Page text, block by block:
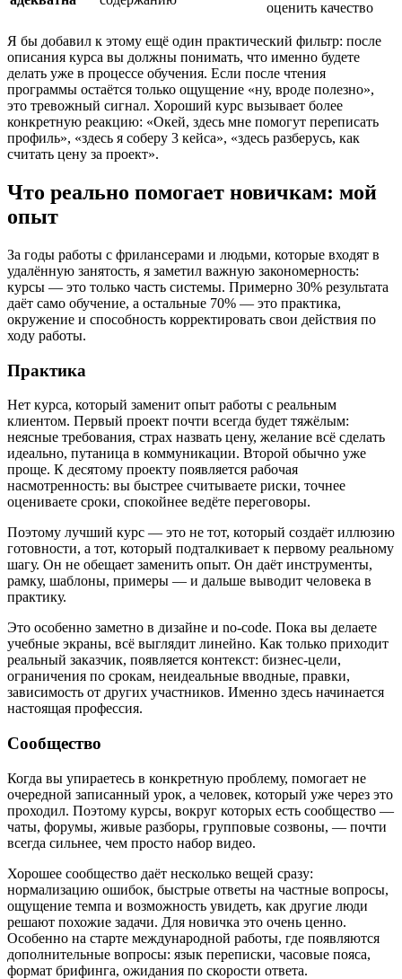
оценить качество
Я бы добавил к этому ещё один практический фильтр: после
описания курса вы должны понимать, что именно будете
делать уже в процессе обучения. Если после чтения
программы остаётся только ощущение «ну, вроде полезно»,
это тревожный сигнал. Хороший курс вызывает более
конкретную реакцию: «Окей, здесь мне помогут переписать
профиль», «здесь я соберу 3 кейса», «здесь разберусь, как
считать цену за проект».
Что реально помогает новичкам: мой
опыт
За годы работы с фрилансерами и людьми, которые входят в
удалённую занятость, я заметил важную закономерность:
курсы — это только часть системы. Примерно 30% результата
даёт само обучение, а остальные 70% — это практика,
окружение и способность корректировать свои действия по
ходу работы.
Практика
Нет курса, который заменит опыт работы с реальным
клиентом. Первый проект почти всегда будет тяжёлым:
неясные требования, страх назвать цену, желание всё сделать
идеально, путаница в коммуникации. Второй обычно уже
проще. К десятому проекту появляется рабочая
насмотренность: вы быстрее считываете риски, точнее
оцениваете сроки, спокойнее ведёте переговоры.
Поэтому лучший курс — это не тот, который создаёт иллюзию
готовности, а тот, который подталкивает к первому реальному
шагу. Он не обещает заменить опыт. Он даёт инструменты,
рамку, шаблоны, примеры — и дальше выводит человека в
практику.
Это особенно заметно в дизайне и no-code. Пока вы делаете
учебные экраны, всё выглядит линейно. Как только приходит
реальный заказчик, появляется контекст: бизнес-цели,
ограничения по срокам, неидеальные вводные, правки,
зависимость от других участников. Именно здесь начинается
настоящая профессия.
Сообщество
Когда вы упираетесь в конкретную проблему, помогает не
очередной записанный урок, а человек, который уже через это
проходил. Поэтому курсы, вокруг которых есть сообщество —
чаты, форумы, живые разборы, групповые созвоны, — почти
всегда сильнее, чем просто набор видео.
Хорошее сообщество даёт несколько вещей сразу:
нормализацию ошибок, быстрые ответы на частные вопросы,
ощущение темпа и возможность увидеть, как другие люди
решают похожие задачи. Для новичка это очень ценно.
Особенно на старте международной работы, где появляются
дополнительные вопросы: язык переписки, часовые пояса,
формат брифинга, ожидания по скорости ответа.